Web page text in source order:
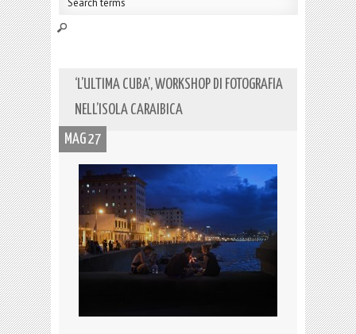
‘L’ULTIMA CUBA’, WORKSHOP DI FOTOGRAFIA
NELL’ISOLA CARAIBICA
MAG 27